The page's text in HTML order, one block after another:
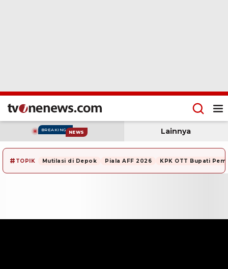
BREAKING NEWS Lainnya
# TOPIK Mutilasi di Depok Piala AFF 2026 KPK OTT Bupati